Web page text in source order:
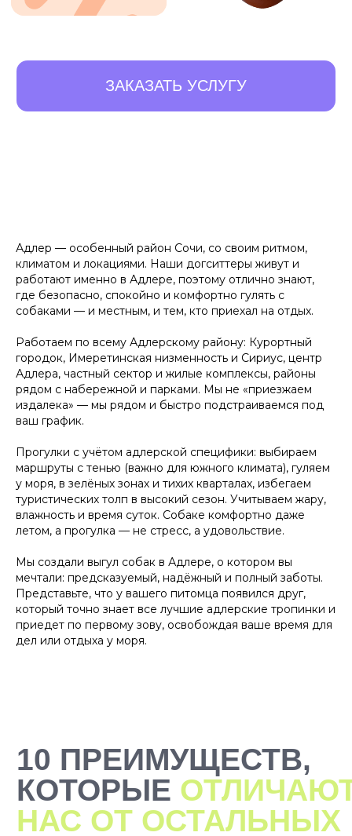
Адлер — особенный район Сочи, со своим ритмом,
климатом и локациями. Наши догситтеры живут и
работают именно в Адлере, поэтому отлично знают,
где безопасно, спокойно и комфортно гулять с
собаками — и местным, и тем, кто приехал на отдых.
Работаем по всему Адлерскому району: Курортный
городок, Имеретинская низменность и Сириус, центр
Адлера, частный сектор и жилые комплексы, районы
рядом с набережной и парками. Мы не «приезжаем
издалека» — мы рядом и быстро подстраиваемся под
ваш график.
Прогулки с учётом адлерской специфики: выбираем
маршруты с тенью (важно для южного климата), гуляем
у моря, в зелёных зонах и тихих кварталах, избегаем
туристических толп в высокий сезон. Учитываем жару,
влажность и время суток. Собаке комфортно даже
летом, а прогулка — не стресс, а удовольствие.
Мы создали выгул собак в Адлере, о котором вы
мечтали: предсказуемый, надёжный и полный заботы.
Представьте, что у вашего питомца появился друг,
который точно знает все лучшие адлерские тропинки и
приедет по первому зову, освобождая ваше время для
дел или отдыха у моря.
Листайте влево, чтобы увидеть все преимущества
10 ПРЕИМУЩЕСТВ,
КОТОРЫЕОТЛИЧАЮТ
НАС ОТ ОСТАЛЬНЫХ
Удобный заказ
Заказ в пару кликов через
заказе заново заполнять ничего
не нужно, мы всё запоминаем!
2000+ САМЫХ
ЗАБОТЛИВЫХ
ВЫГУЛЬЩИКОВ